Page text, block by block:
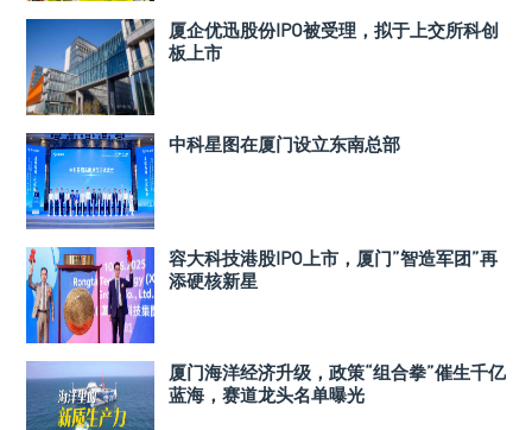
厦企优迅股份IPO被受理，拟于上交所科创
板上市
中科星图在厦门设立东南总部
容大科技港股IPO上市，厦门”智造军团”再
添硬核新星
厦门海洋经济升级，政策“组合拳”催生千亿
蓝海，赛道龙头名单曝光